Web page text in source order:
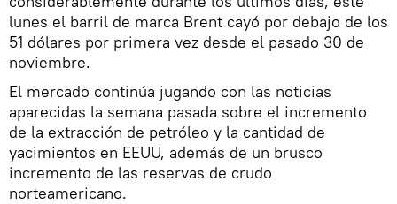
lunes el barril de marca Brent cayó por debajo de los
51 dólares por primera vez desde el pasado 30 de
noviembre.
El mercado continúa jugando con las noticias
aparecidas la semana pasada sobre el incremento
de la extracción de petróleo y la cantidad de
yacimientos en EEUU, además de un brusco
incremento de las reservas de crudo
norteamericano.